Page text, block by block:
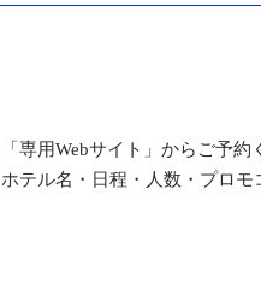
「専用Webサイト」からご予
ホテル名・日程・人数・プロ